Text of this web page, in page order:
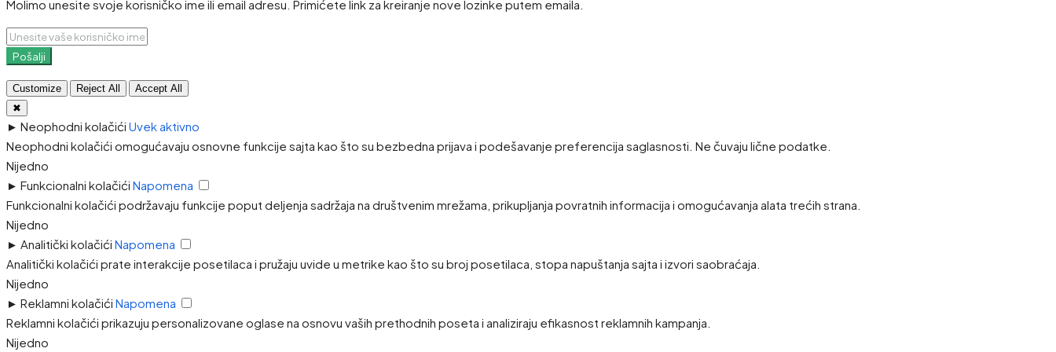
Molimo unesite svoje korisničko ime ili email adresu. Primićete link za kreiranje nove lozinke putem emaila.
Pošalji
Customize Reject All
Accept All
✖
► Neophodni kolačići Uvek aktivno
Neophodni kolačići omogućavaju osnovne funkcije sajta kao što su bezbedna prijava i podešavanje preferencija saglasnosti. Ne čuvaju lične podatke.
Nijedno
► Funkcionalni kolačići Napomena
Funkcionalni kolačići podržavaju funkcije poput deljenja sadržaja na društvenim mrežama, prikupljanja povratnih informacija i omogućavanja alata trećih strana.
Nijedno
► Analitički kolačići Napomena
Analitički kolačići prate interakcije posetilaca i pružaju uvide u metrike kao što su broj posetilaca, stopa napuštanja sajta i izvori saobraćaja.
Nijedno
► Reklamni kolačići Napomena
Reklamni kolačići prikazuju personalizovane oglase na osnovu vaših prethodnih poseta i analiziraju efikasnost reklamnih kampanja.
Nijedno